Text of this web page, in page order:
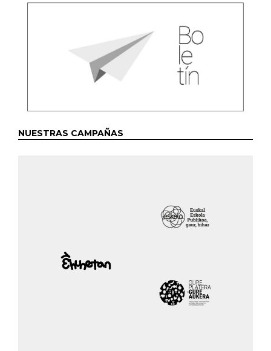
NUESTRAS CAMPAÑAS